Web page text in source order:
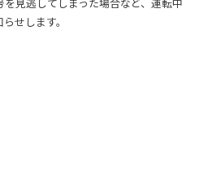
見逃してしまった場合など、運転中
せします。